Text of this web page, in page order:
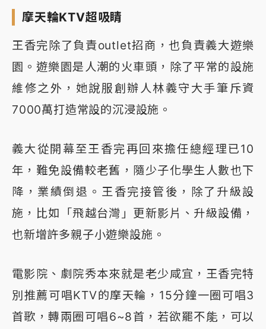
摩天輪KTV超吸睛
王香完除了負責outlet招商，也負責義大遊樂
園。遊樂園是人潮的火車頭，除了平常的設施
維修之外，她說服創辦人林義守大手筆斥資
7000萬打造常設的沉浸設施。
義大從開幕至王香完再回來擔任總經理已10
年，難免設備較老舊，隨少子化學生人數也下
降，業績倒退。王香完接管後，除了升級設
施，比如「飛越台灣」更新影片、升級設備，
也新增許多親子小遊樂設施。
電影院、劇院秀本來就是老少咸宜，王香完特
別推薦可唱KTV的摩天輪，15分鐘一圈可唱3
首歌，轉兩圈可唱6~8首，若欲罷不能，可以